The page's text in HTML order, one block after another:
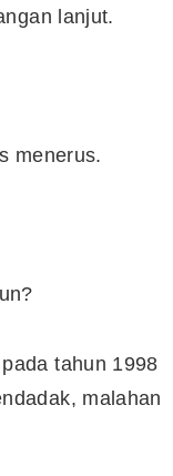
lanjut.
menerus.
tahun 1998
malahan